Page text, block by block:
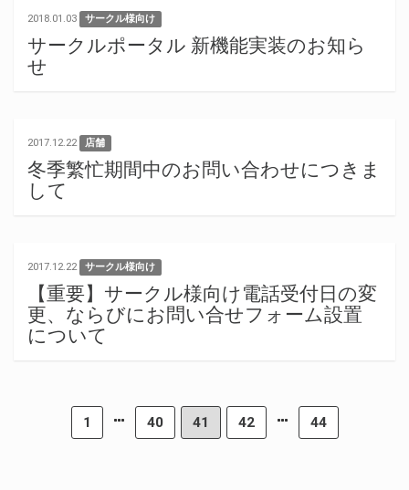
2018.01.03 サークル様向け
サークルポータル 新機能実装のお知ら
せ
2017.12.22 店舗
冬季繁忙期間中のお問い合わせにつきま
して
2017.12.22 サークル様向け
【重要】サークル様向け電話受付日の変
更、ならびにお問い合せフォーム設置
について
1 40 41 42 44